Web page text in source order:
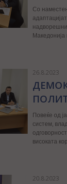
Со
26.8.2023
Повеќе од
систем,
високата
20.8.2023